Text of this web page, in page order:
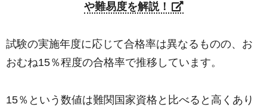
や難易度を解説！
試験の実施年度に応じて合格率は異なるものの、お
おむね15％程度の合格率で推移しています。
15％という数値は難関国家資格と比べると高くあり